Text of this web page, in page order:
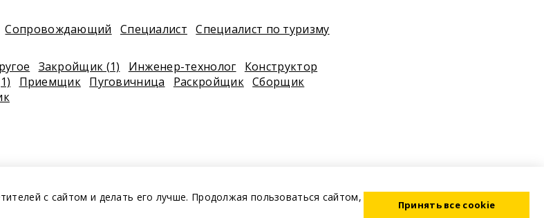
Сопровождающий Специалист Специалист по туризму
Закройщик (1) Инженер-технолог
Конструктор
Приемщик Пуговичница Раскройщик Сборщик
с сайтом и делать его лучше. Продолжая пользоваться сайтом,
Принять все cookie